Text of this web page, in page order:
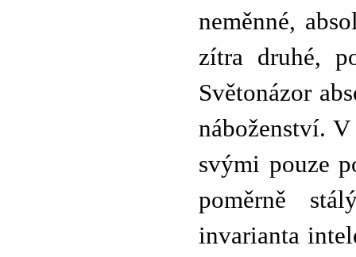
neměnné,
zítra druhé,
Světonázor
náboženství.
svými pouze
poměrně
invarianta